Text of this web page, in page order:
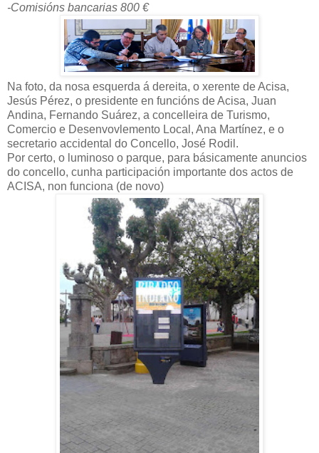
-Comisións bancarias 800 €
Na foto, da nosa esquerda á dereita, o xerente de Acisa,
Jesús Pérez, o presidente en funcións de Acisa, Juan
Andina, Fernando Suárez, a concelleira de Turismo,
Comercio e Desenvovlemento Local, Ana Martínez, e o
secretario accidental do Concello, José Rodil.
Por certo, o luminoso o parque, para básicamente anuncios
do concello, cunha participación importante dos actos de
ACISA, non funciona (de novo)